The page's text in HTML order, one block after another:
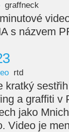
graffneck
s názvem
rtd
kratký
a graffiti v
jako
Video je